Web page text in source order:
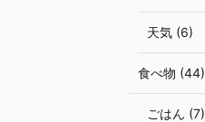
天気 (6)
食べ物 (44)
ごはん (7)